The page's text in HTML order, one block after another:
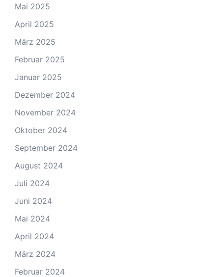
Mai 2025
April 2025
März 2025
Februar 2025
Januar 2025
Dezember 2024
November 2024
Oktober 2024
September 2024
August 2024
Juli 2024
Juni 2024
Mai 2024
April 2024
März 2024
Februar 2024